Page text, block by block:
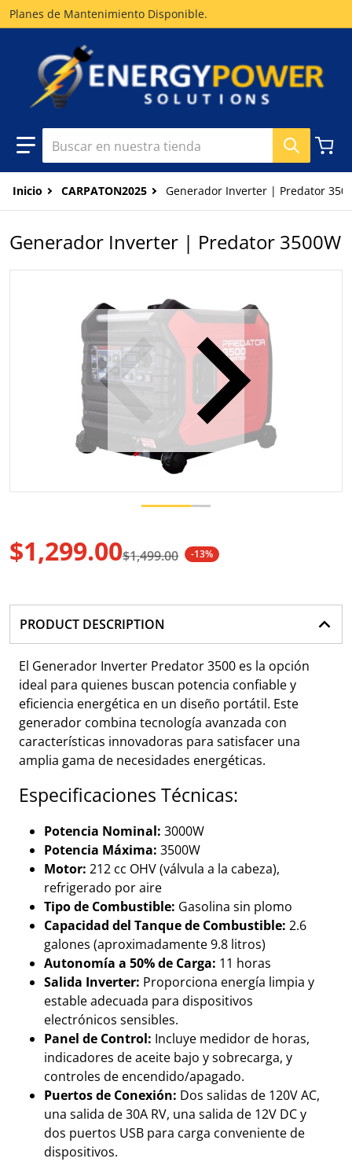
Planes de Mantenimiento Disponible.
Buscar en nuestra tienda
Inicio CARPATON2025 Generador Inverter | Predator
Abrir medio 1 en vista de
Generador Inverter | Predator 3500W
$1,499.00
$1,299.00 -13%
PRODUCT DESCRIPTION
El Generador Inverter Predator 3500 es la opción
ideal para quienes buscan potencia confiable y
eficiencia energética en un diseño portátil. Este
generador combina tecnología avanzada con
características innovadoras para satisfacer una
amplia gama de necesidades energéticas.
Especificaciones Técnicas:
Potencia Nominal: 3000W
Potencia Máxima: 3500W
Motor: 212 cc OHV (válvula a la cabeza),
refrigerado por aire
Tipo de Combustible: Gasolina sin plomo
Capacidad del Tanque de Combustible: 2.6
galones (aproximadamente 9.8 litros)
Autonomía a 50% de Carga: 11 horas
Salida Inverter: Proporciona energía limpia y
estable adecuada para dispositivos
electrónicos sensibles.
Panel de Control: Incluye medidor de horas,
indicadores de aceite bajo y sobrecarga, y
controles de encendido/apagado.
Puertos de Conexión: Dos salidas de 120V AC,
una salida de 30A RV, una salida de 12V DC y
dos puertos USB para carga conveniente de
dispositivos.